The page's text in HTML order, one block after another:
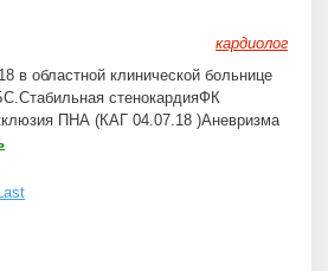
кардиолог
в областной клинической больнице
стенокардияФК
ПНА (КАГ 04.07.18 )Аневризма